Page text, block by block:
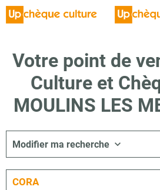
Votre point de
Culture et
MOULINS LES
Modifier ma recherche
CORA